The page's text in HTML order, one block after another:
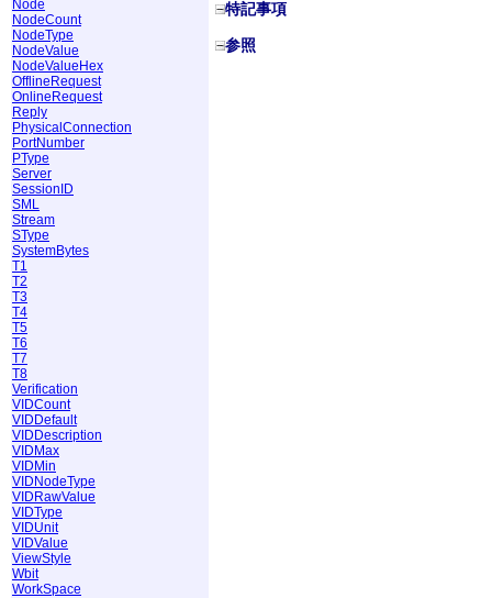
Node
NodeCount
NodeType
NodeValue
NodeValueHex
OfflineRequest
OnlineRequest
Reply
PhysicalConnection
PortNumber
PType
Server
SessionID
SML
Stream
SType
SystemBytes
T1
T2
T3
T4
T5
T6
T7
T8
Verification
VIDCount
VIDDefault
VIDDescription
VIDMax
VIDMin
VIDNodeType
VIDRawValue
VIDType
VIDUnit
VIDValue
ViewStyle
Wbit
WorkSpace
特記事項
参照